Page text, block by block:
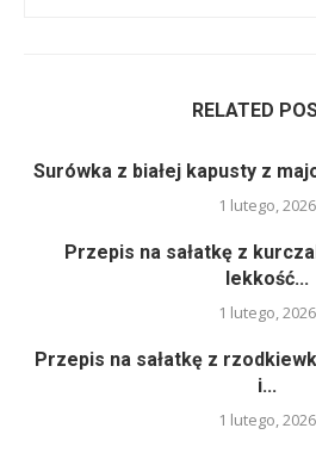
RELATED
Surówka z białej kapusty z
1 lutego, 2026
Przepis na sałatkę z
lekkość...
1 lutego, 2026
Przepis na sałatkę z
i...
1 lutego, 2026